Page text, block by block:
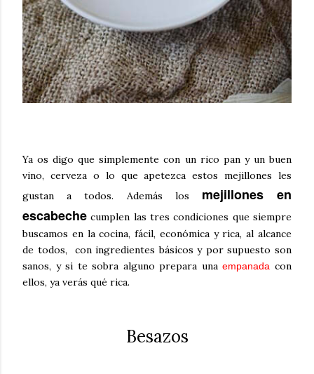
Ya os digo que simplemente con un rico pan y un buen
vino, cerveza o lo que apetezca estos mejillones les
gustan a todos. Además los mejillones en
escabeche cumplen las tres condiciones que siempre
buscamos en la cocina, fácil, económica y rica, al alcance
de todos, con ingredientes básicos y por supuesto son
sanos, y si te sobra alguno prepara unaempanada con
ellos, ya verás qué rica.
Besazos